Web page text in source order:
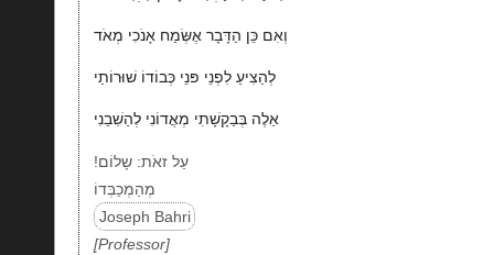
וְאִם כֵּן הַדָּבָר אֶשְּׂמַח אָנֹכִי מְאֹד
לְהַצִיעַ לִפְנֵי פּנֵי כְּבוֹדוֹ שׁוּרוֹתַי
אֵלֶה בְּבַקָשָׁתִי מְאֲדוֹנִי לְהַשִׁבֵנִי
!עַל זאֹת: שָלוֹם
מְהַמְכַבְּדוֹ
Joseph Bahri
Professor